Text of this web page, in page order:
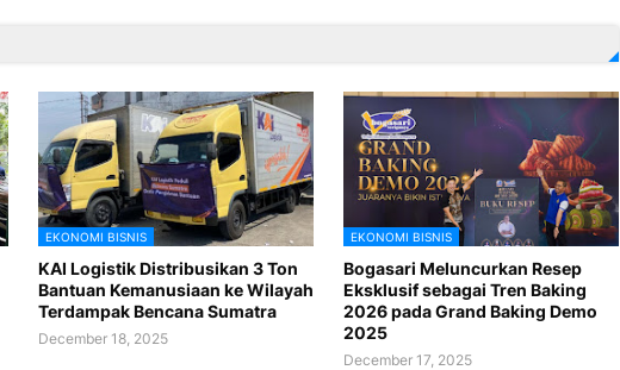
EKONOMI BISNIS
KAI Logistik Distribusikan 3 Ton
Bantuan Kemanusiaan ke Wilayah
Terdampak Bencana Sumatra
December 18, 2025
EKONOMI BISNIS
Bogasari Meluncurkan Resep
Eksklusif sebagai Tren Baking
2026 pada Grand Baking Demo
2025
December 17, 2025